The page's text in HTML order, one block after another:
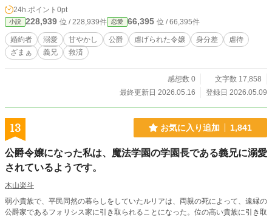
24h.ポイント 0pt
小説 228,939 位 / 228,939件 恋愛 66,395 位 / 66,395件
婚約者 溺愛 甘やかし 公爵 虐げられた令嬢 身分差
虐待
ざまぁ
義兄 救済
感想数 0
文字数 17,858
最終更新日 2026.05.16
登録日 2026.05.09
13 お気に入り追加 1,841
公爵令嬢になった私は、魔法学園の学園長である義兄に溺愛
されているようです。
木山楽斗
弱小貴族で、平民同然の暮らしをしていたルリアは、両親の死によって、遠縁の
公爵家であるフォリシス家に引き取られることになった。位の高い貴族に引き取